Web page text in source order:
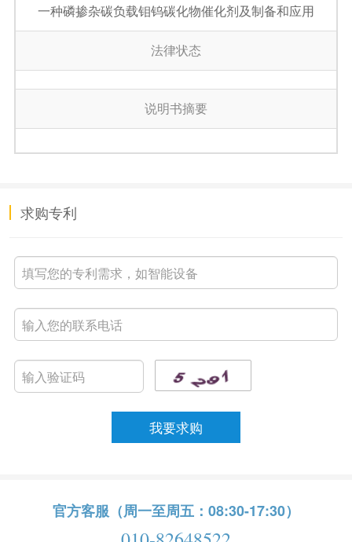
一种磷掺杂碳负载钼钨碳化物催化剂及制备和应用
法律状态
说明书摘要
求购专利
官方客服（周一至周五：08:30-17:30）